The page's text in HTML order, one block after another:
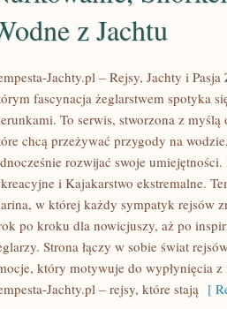
z Jachtu
Jachty.pl – Rejsy, Jachty i
fascynacja żeglarstwem spotyka
To serwis, stworzona z myślą
chcą przeżywać przygody na
rozwijać swoje
i Kajakarstwo ekstremalne.
w której każdy sympatyk rejsów
po kroku dla nowicjuszy, aż po
Strona łączy w sobie świat
który motywuje do wypłynięcia
Jachty.pl – rejsy, które stają [